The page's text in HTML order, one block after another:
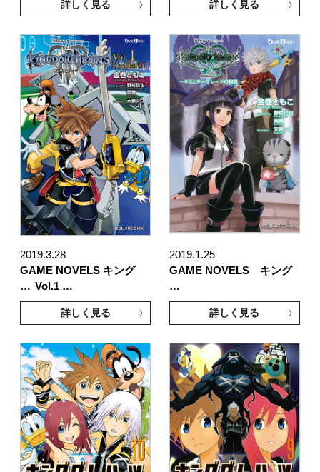
詳しく見る 詳しく見る
2019.3.28
GAME NOVELS キング
… Vol.1 …
詳しく見る
2019.1.25
GAME NOVELS キング
…
詳しく見る